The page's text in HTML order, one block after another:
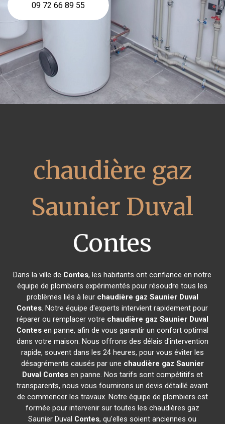
09 72 66 89 55
chaudière gaz
Saunier Duval
Contes
Dans la ville de Contes, les habitants ont confiance en notre
équipe de plombiers expérimentés pour résoudre tous les
problèmes liés à leur chaudière gaz Saunier Duval
Contes. Notre équipe d'experts intervient rapidement pour
réparer ou remplacer votre chaudière gaz Saunier Duval
Contesen panne, afin de vous garantir un confort optimal
dans votre maison. Nous offrons des délais d'intervention
rapide, souvent dans les 24 heures, pour vous éviter les
désagréments causés par une chaudière gaz Saunier
Duval Contesen panne. Nos tarifs sont compétitifs et
transparents, nous vous fournirons un devis détaillé avant
de commencer les travaux. Notre équipe de plombiers est
formée pour intervenir sur toutes les chaudières gaz
Saunier Duval Contes, qu'elles soient anciennes ou